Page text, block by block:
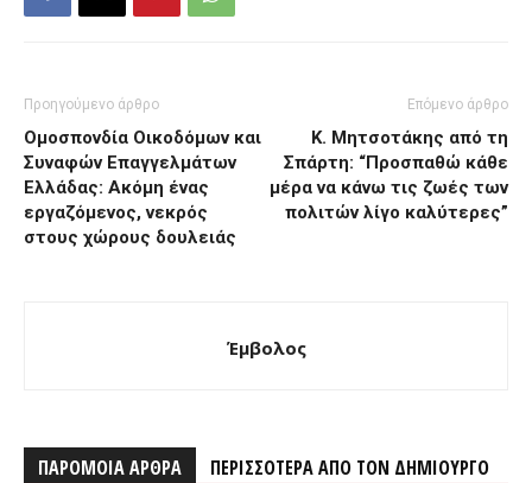
Προηγούμενο άρθρο
Ομοσπονδία Οικοδόμων και
Συναφών Επαγγελμάτων
Ελλάδας: Ακόμη ένας
εργαζόμενος, νεκρός
στους χώρους δουλειάς
Επόμενο άρθρο
Κ. Μητσοτάκης από τη
Σπάρτη: “Προσπαθώ κάθε
μέρα να κάνω τις ζωές των
πολιτών λίγο καλύτερες”
Έμβολος
ΠΑΡΟΜΟΙΑ ΑΡΘΡΑ ΠΕΡΙΣΣΟΤΕΡΑ ΑΠΟ ΤΟΝ ΔΗΜΙΟΥΡΓΟ